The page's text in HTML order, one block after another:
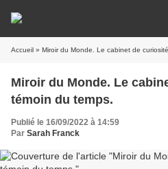
Accueil » Miroir du Monde. Le cabinet de
Miroir du Monde. Le
témoin du temps.
Publié le 16/09/2022 à 14:59
Par Sarah Franck